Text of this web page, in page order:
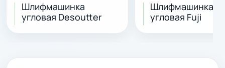
Шлифмашинка
угловая Desoutter
Шлифмашинка
угловая Fuji